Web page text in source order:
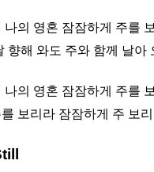
나의 영혼 잠잠하게 주를
향해 와도 주와 함께 날아
나의 영혼 잠잠하게 주를
보리라 잠잠하게 주 보